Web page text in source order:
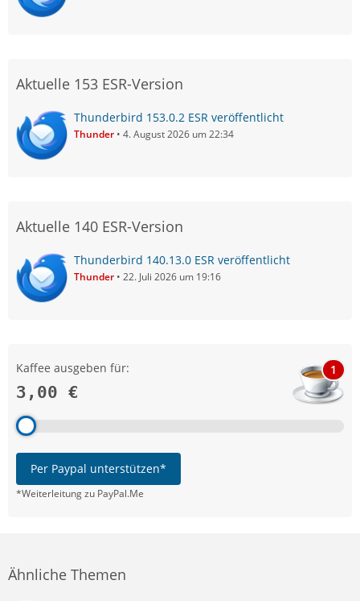
Aktuelle 153 ESR-Version
Thunderbird 153.0.2 ESR veröffentlicht
Thunder 4. August 2026 um 22:34
Aktuelle 140 ESR-Version
Thunderbird 140.13.0 ESR veröffentlicht
Thunder 22. Juli 2026 um 19:16
Kaffee ausgeben für:
3,00 €
1
Per Paypal unterstützen*
*Weiterleitung zu PayPal.Me
Ähnliche Themen